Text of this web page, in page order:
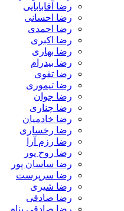
رضا آقابابایی
رضا احسانی
رضا احمدی
رضا اکبری
رضا بهاری
رضا بیدرام
رضا تقوی
رضا تیموری
رضا جوان
رضا چناری
رضا خادمیان
رضا رخساری
رضا رزم آرا
رضا روح پور
رضا ساسان پور
رضا سرپرست
رضا شیری
رضا صادقی
رضا صادقی بنام